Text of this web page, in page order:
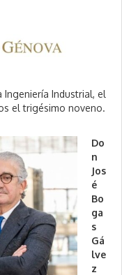
0
2
3
Industrial, el
el trigésimo noveno.
Do
n
Jos
é
Bo
ga
s
Gá
lve
z